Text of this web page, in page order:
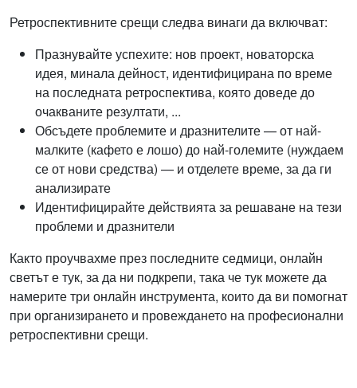
Ретроспективните срещи следва винаги да включват:
Празнувайте успехите: нов проект, новаторска
идея, минала дейност, идентифицирана по време
на последната ретроспектива, която доведе до
очакваните резултати, ...
Обсъдете проблемите и дразнителите — от най-
малките (кафето е лошо) до най-големите (нуждаем
се от нови средства) — и отделете време, за да ги
анализирате
Идентифицирайте действията за решаване на тези
проблеми и дразнители
Както проучвахме през последните седмици, онлайн
светът е тук, за да ни подкрепи, така че тук можете да
намерите три онлайн инструмента, които да ви помогнат
при организирането и провеждането на професионални
ретроспективни срещи.